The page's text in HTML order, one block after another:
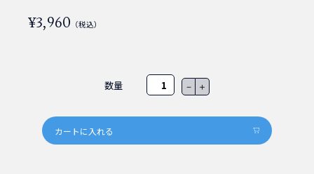
¥3,960 （税込）
数量 － ＋